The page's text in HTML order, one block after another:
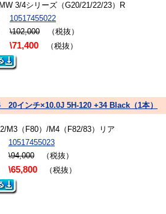
3/4シリーズ（G20/21/22/23）R
10517455022
\102,000 （税抜）
\71,400 （税抜）
インチ×10.0J 5H-120 +34 Black（1本）
M3（F80）/M4（F82/83）リア
10517455023
\94,000 （税抜）
\65,800 （税抜）